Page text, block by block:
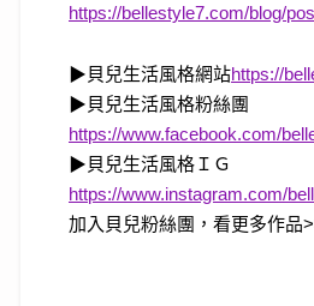
https://bellestyle7.com/blog/
▶貝兒生活風格網站https://
▶貝兒生活風格粉絲團
https://www.facebook.com/
▶貝兒生活風格ＩＧ
https://www.instagram.com/
加入貝兒粉絲團，看更多作品